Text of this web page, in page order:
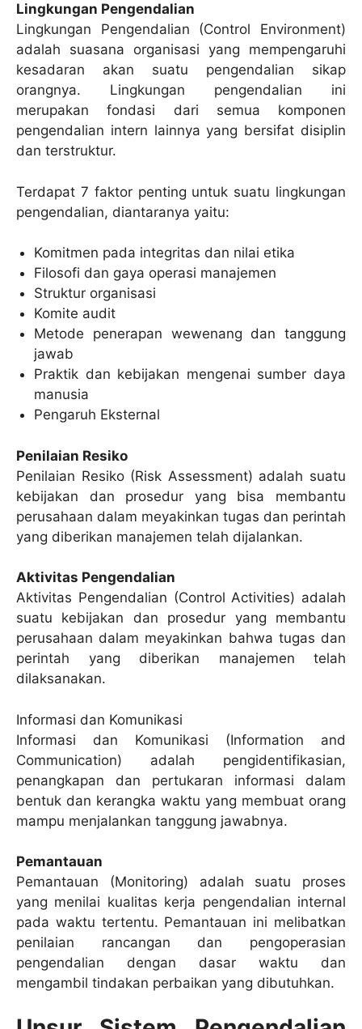
Lingkungan Pengendalian
Lingkungan Pengendalian (Control Environment)
adalah suasana organisasi yang mempengaruhi
kesadaran akan suatu pengendalian sikap
orangnya. Lingkungan pengendalian ini
merupakan fondasi dari semua komponen
pengendalian intern lainnya yang bersifat disiplin
dan terstruktur.
Terdapat 7 faktor penting untuk suatu lingkungan
pengendalian, diantaranya yaitu:
Komitmen pada integritas dan nilai etika
Filosofi dan gaya operasi manajemen
Struktur organisasi
Komite audit
Metode penerapan wewenang dan tanggung
jawab
Praktik dan kebijakan mengenai sumber daya
manusia
Pengaruh Eksternal
Penilaian Resiko
Penilaian Resiko (Risk Assessment) adalah suatu
kebijakan dan prosedur yang bisa membantu
perusahaan dalam meyakinkan tugas dan perintah
yang diberikan manajemen telah dijalankan.
Aktivitas Pengendalian
Aktivitas Pengendalian (Control Activities) adalah
suatu kebijakan dan prosedur yang membantu
perusahaan dalam meyakinkan bahwa tugas dan
perintah yang diberikan manajemen telah
dilaksanakan.
Informasi dan Komunikasi
Informasi dan Komunikasi (Information and
Communication) adalah pengidentifikasian,
penangkapan dan pertukaran informasi dalam
bentuk dan kerangka waktu yang membuat orang
mampu menjalankan tanggung jawabnya.
Pemantauan
Pemantauan (Monitoring) adalah suatu proses
yang menilai kualitas kerja pengendalian internal
pada waktu tertentu. Pemantauan ini melibatkan
penilaian rancangan dan pengoperasian
pengendalian dengan dasar waktu dan
mengambil tindakan perbaikan yang dibutuhkan.